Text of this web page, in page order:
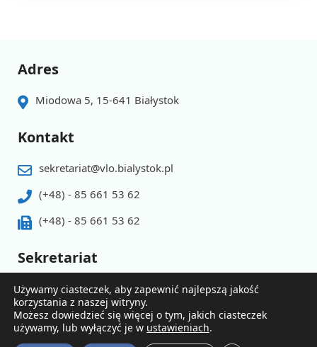
Adres
Miodowa 5, 15-641 Białystok
Kontakt
sekretariat@vlo.bialystok.pl
(+48) - 85 661 53 62
(+48) - 85 661 53 62
Sekretariat
Godziny pracy pn-pt 8.00 - 15.30
Używamy ciasteczek, aby zapewnić najlepszą jakość
korzystania z naszej witryny.
Możesz dowiedzieć się więcej o tym, jakich ciasteczek
używamy, lub wyłączyć je w ustawieniach.